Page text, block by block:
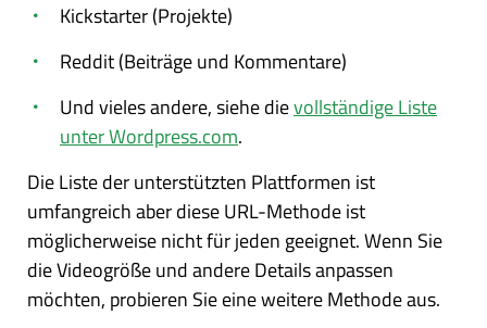
Kickstarter (Projekte)
Reddit (Beiträge und Kommentare)
Und vieles andere, siehe dievollständige Liste
unter Wordpress.com.
Die Liste der unterstützten Plattformen ist
umfangreich aber diese URL-Methode ist
möglicherweise nicht für jeden geeignet. Wenn Sie
die Videogröße und andere Details anpassen
möchten, probieren Sie eine weitere Methode aus.